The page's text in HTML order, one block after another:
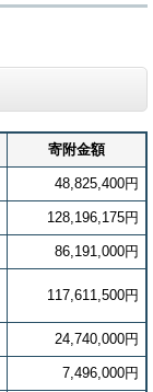
寄附金額
48,825,400円
128,196,175円
86,191,000円
117,611,500円
24,740,000円
7,496,000円